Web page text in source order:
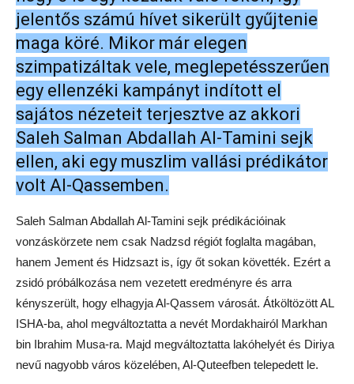
jelentős számú hívet sikerült gyűjtenie
maga köré. Mikor már elegen
szimpatizáltak vele, meglepetésszerűen
egy ellenzéki kampányt indított el
sajátos nézeteit terjesztve az akkori
Saleh Salman Abdallah Al-Tamini sejk
ellen, aki egy muszlim vallási prédikátor
volt Al-Qassemben.
Saleh Salman Abdallah Al-Tamini sejk prédikációinak
vonzáskörzete nem csak Nadzsd régiót foglalta magában,
hanem Jement és Hidzsazt is, így őt sokan követték. Ezért a
zsidó próbálkozása nem vezetett eredményre és arra
kényszerült, hogy elhagyja Al-Qassem városát. Átköltözött AL
ISHA-ba, ahol megváltoztatta a nevét Mordakhairól Markhan
bin Ibrahim Musa-ra. Majd megváltoztatta lakóhelyét és Diriya
nevű nagyobb város közelében, Al-Quteefben telepedett le.